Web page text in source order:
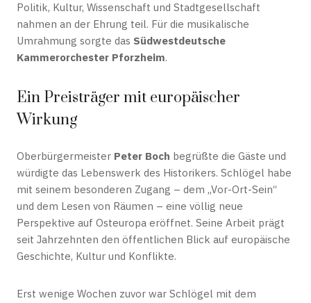
Politik, Kultur, Wissenschaft und Stadtgesellschaft
nahmen an der Ehrung teil. Für die musikalische
Umrahmung sorgte das Südwestdeutsche
Kammerorchester Pforzheim.
Ein Preisträger mit europäischer
Wirkung
Oberbürgermeister Peter Boch begrüßte die Gäste und
würdigte das Lebenswerk des Historikers. Schlögel habe
mit seinem besonderen Zugang – dem „Vor-Ort-Sein“
und dem Lesen von Räumen – eine völlig neue
Perspektive auf Osteuropa eröffnet. Seine Arbeit prägt
seit Jahrzehnten den öffentlichen Blick auf europäische
Geschichte, Kultur und Konflikte.
Erst wenige Wochen zuvor war Schlögel mit dem